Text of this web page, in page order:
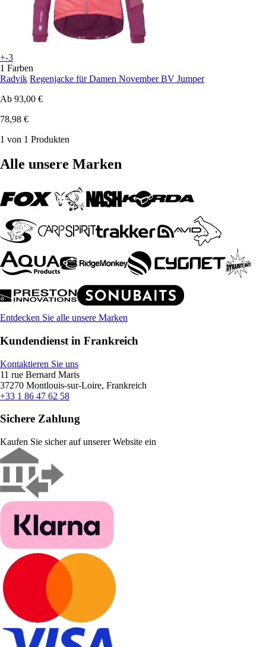
+-3
1 Farben
Radvik Regenjacke für Damen November BV Jumper
Ab 93,00 €
78,98 €
1 von 1 Produkten
Alle unsere Marken
Entdecken Sie alle unsere Marken
Kundendienst in Frankreich
Kontaktieren Sie uns
11 rue Bernard Maris
37270 Montlouis-sur-Loire, Frankreich
+33 1 86 47 62 58
Sichere Zahlung
Kaufen Sie sicher auf unserer Website ein